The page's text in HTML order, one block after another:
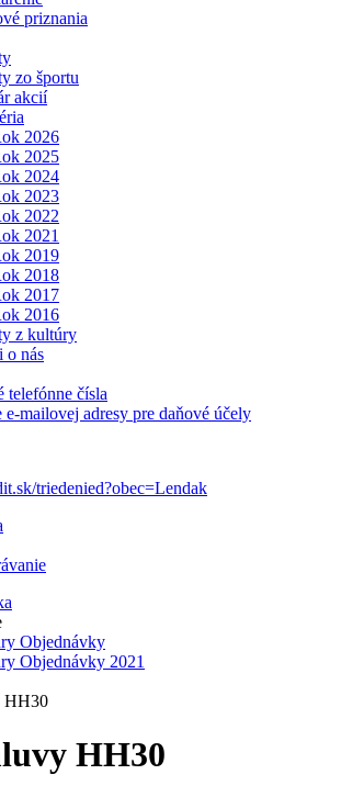
priznania
zo športu
akcií
2026
2025
2024
2023
2022
2021
2019
2018
2017
2016
z kultúry
o nás
telefónne čísla
e-mailovej adresy pre daňové účely
triedenied?obec=Lendak
Objednávky
Objednávky 2021
HH30
HH30